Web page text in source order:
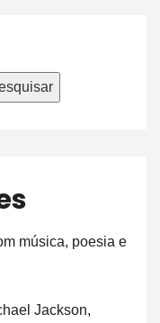
música, poesia e
Jackson,